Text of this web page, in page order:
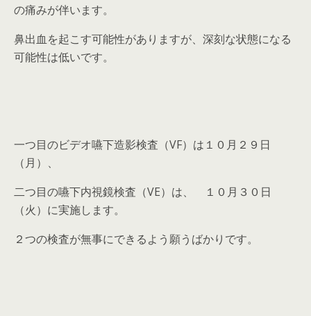
の痛みが伴います。
鼻出血を起こす可能性がありますが、深刻な状態になる
可能性は低いです。
一つ目のビデオ嚥下造影検査（VF）は１０月２９日
（月）、
二つ目の嚥下内視鏡検査（VE）は、 １０月３０日
（火）に実施します。
２つの検査が無事にできるよう願うばかりです。